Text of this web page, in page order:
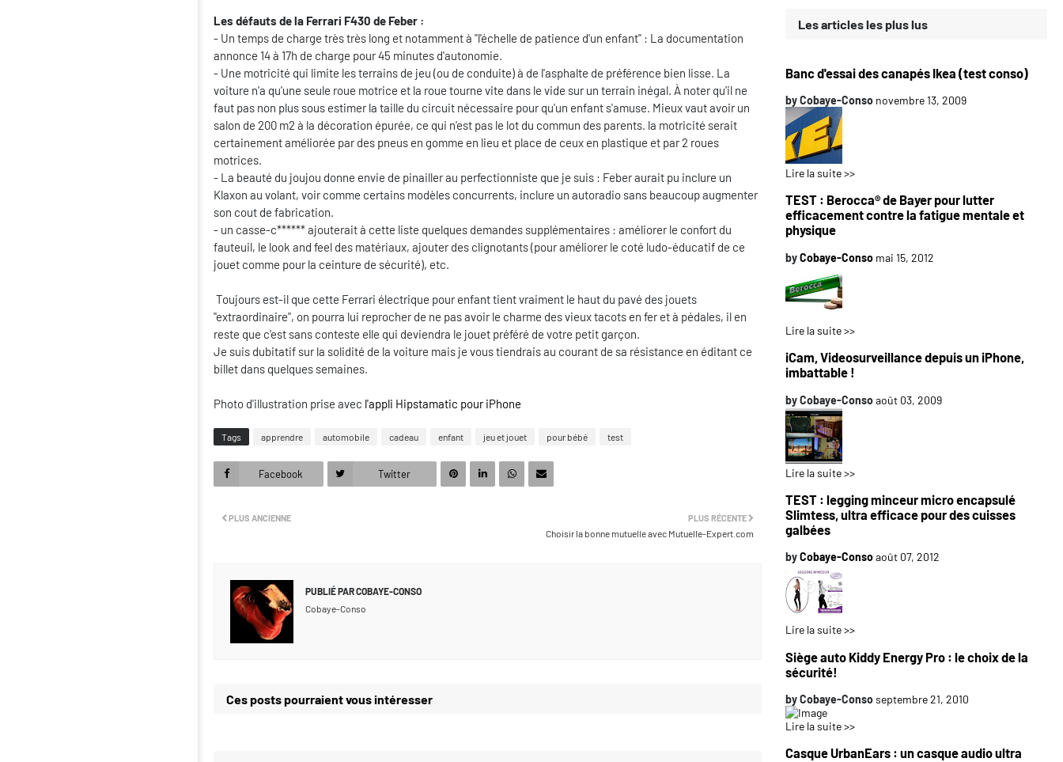
Les défauts de la Ferrari F430 de Feber :
- Un temps de charge très très long et notamment à "l'échelle de patience d'un enfant" : La documentation
annonce 14 à 17h de charge pour 45 minutes d'autonomie.
- Une motricité qui limite les terrains de jeu (ou de conduite) à de l'asphalte de préférence bien lisse. La
voiture n'a qu'une seule roue motrice et la roue tourne vite dans le vide sur un terrain inégal. À noter qu'il ne
faut pas non plus sous estimer la taille du circuit nécessaire pour qu'un enfant s'amuse. Mieux vaut avoir un
salon de 200 m2 à la décoration épurée, ce qui n'est pas le lot du commun des parents. la motricité serait
certainement améliorée par des pneus en gomme en lieu et place de ceux en plastique et par 2 roues
motrices.
- La beauté du joujou donne envie de pinailler au perfectionniste que je suis : Feber aurait pu inclure un
Klaxon au volant, voir comme certains modèles concurrents, inclure un autoradio sans beaucoup augmenter
son cout de fabrication.
- un casse-c****** ajouterait à cette liste quelques demandes supplémentaires : améliorer le confort du
fauteuil, le look and feel des matériaux, ajouter des clignotants (pour améliorer le coté ludo-éducatif de ce
jouet comme pour la ceinture de sécurité), etc.
Toujours est-il que cette Ferrari électrique pour enfant tient vraiment le haut du pavé des jouets
"extraordinaire", on pourra lui reprocher de ne pas avoir le charme des vieux tacots en fer et à pédales, il en
reste que c'est sans conteste elle qui deviendra le jouet préféré de votre petit garçon.
Je suis dubitatif sur la solidité de la voiture mais je vous tiendrais au courant de sa résistance en éditant ce
billet dans quelques semaines.
Photo d'illustration prise avec l'appli Hipstamatic pour iPhone
Tags apprendre automobile cadeau enfant jeu et jouet pour bébé test
Facebook Twitter
PLUS RÉCENTE
Choisir la bonne mutuelle avec Mutuelle-Expert.com
PLUS ANCIENNE
PUBLIÉ PARCOBAYE-CONSO
Cobaye-Conso
Ces posts pourraient vous intéresser
Les articles les plus lus
Banc d'essai des canapés Ikea (test conso)
byCobaye-Conso novembre 13, 2009
Lire la suite >>
TEST : Berocca® de Bayer pour lutter
efficacement contre la fatigue mentale et
physique
byCobaye-Conso mai 15, 2012
Lire la suite >>
iCam, Videosurveillance depuis un iPhone,
imbattable !
byCobaye-Consoaoût 03, 2009
Lire la suite >>
TEST : legging minceur micro encapsulé
Slimtess, ultra efficace pour des cuisses
galbées
byCobaye-Consoaoût 07, 2012
Lire la suite >>
Siège auto Kiddy Energy Pro : le choix de la
sécurité!
byCobaye-Consoseptembre 21, 2010
Lire la suite >>
Casque UrbanEars : un casque audio ultra